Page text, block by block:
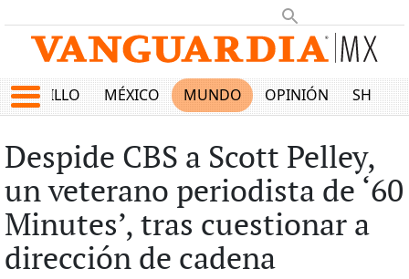
SALTILLO MÉXICO MUNDO OPINIÓN SHOW
Despide CBS a Scott Pelley,
un veterano periodista de ‘60
Minutes’, tras cuestionar a
dirección de cadena